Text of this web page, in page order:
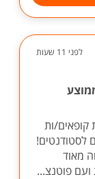
לפני 11 שעות
- 70 ש"ח ממוצע
קופאים/ות
לסטודנטים!
מאוד
פוטנצ...